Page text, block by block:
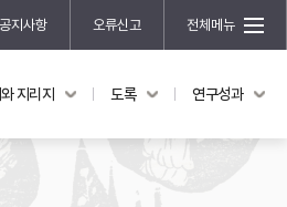
공지사항 오류신고 전체메뉴
연구성과
지리지 도록 연구성과